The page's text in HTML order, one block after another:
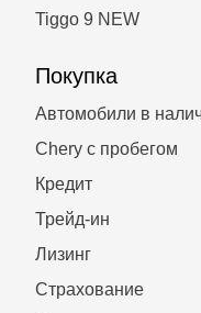
Tiggo 9 NEW
Покупка
Автомобили в
Chery с пробегом
Кредит
Трейд-ин
Лизинг
Страхование